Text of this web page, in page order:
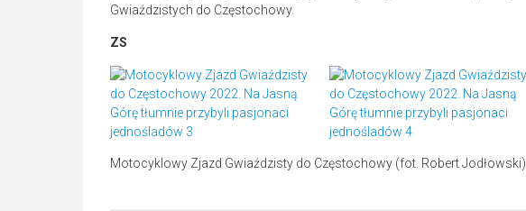
Gwiaździstych do Częstochowy.
ZS
Motocyklowy Zjazd Gwiaździsty do Częstochowy (fot. Robert Jodłowski)